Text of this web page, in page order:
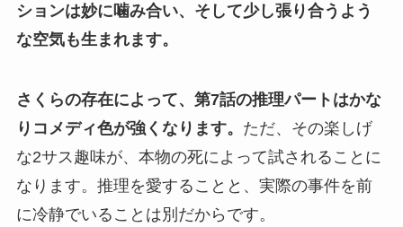
ションは妙に噛み合い、そして少し張り合うよう
な空気も生まれます。
さくらの存在によって、第7話の推理パートはかな
りコメディ色が強くなります。 ただ、その楽しげ
な2サス趣味が、本物の死によって試されることに
なります。推理を愛することと、実際の事件を前
に冷静でいることは別だからです。